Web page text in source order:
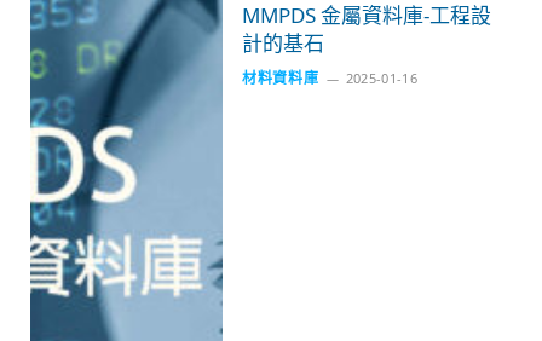
MMPDS 金屬資料庫-工程設
計的基石
材料資料庫 2025-01-16